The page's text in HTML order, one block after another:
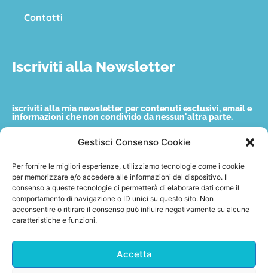
Gestisci Consenso Cookie
Per fornire le migliori esperienze, utilizziamo tecnologie come i cookie
per memorizzare e/o accedere alle informazioni del dispositivo. Il
consenso a queste tecnologie ci permetterà di elaborare dati come il
comportamento di navigazione o ID unici su questo sito. Non
acconsentire o ritirare il consenso può influire negativamente su alcune
caratteristiche e funzioni.
Accetta
Contatti
Iscriviti alla Newsletter
iscriviti alla mia newsletter per contenuti esclusivi, email e
informazioni che non condivido da nessun'altra parte.
Email